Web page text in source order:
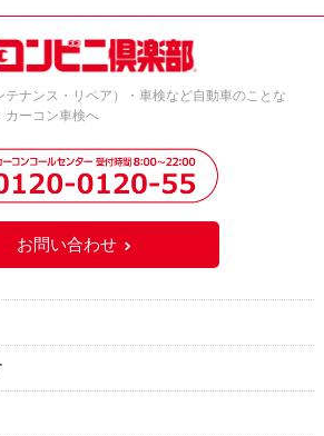
テナンス・リペア）・車検など自動車のことな
カーコン車検へ
お問い合わせ